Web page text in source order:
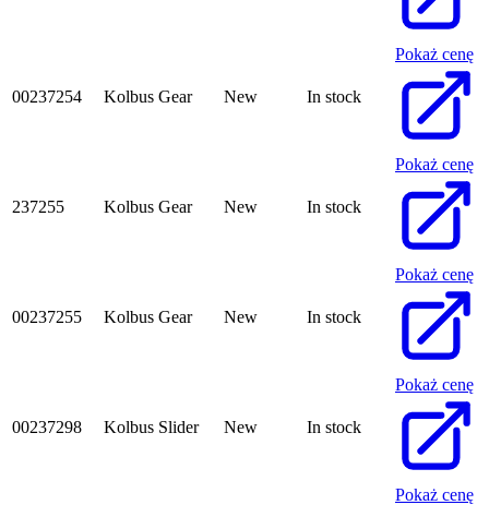
00237254 Kolbus Gear New In stock
Pokaż cenę
237255 Kolbus Gear New In stock
Pokaż cenę
00237255 Kolbus Gear New In stock
Pokaż cenę
00237298 Kolbus Slider New In stock
Pokaż cenę
Pokaż cenę